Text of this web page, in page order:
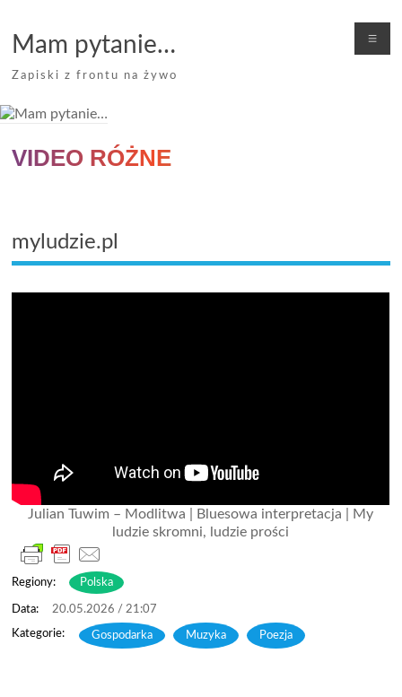
content
Mam pytanie…
Zapiski z frontu na żywo
VIDEO RÓŻNE
myludzie.pl
Julian Tuwim – Modlitwa | Bluesowa interpretacja | My
ludzie skromni, ludzie prości
Regiony: Polska
20.05.2026 / 21:07
Gospodarka , Muzyka , Poezja